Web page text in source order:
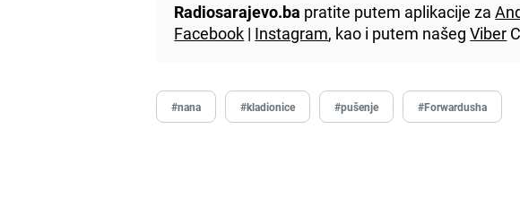
Radiosarajevo.ba pratite putem aplikacije za
Facebook | Instagram, kao i putem našegViber
#nana #kladionice #pušenje #Forwardusha